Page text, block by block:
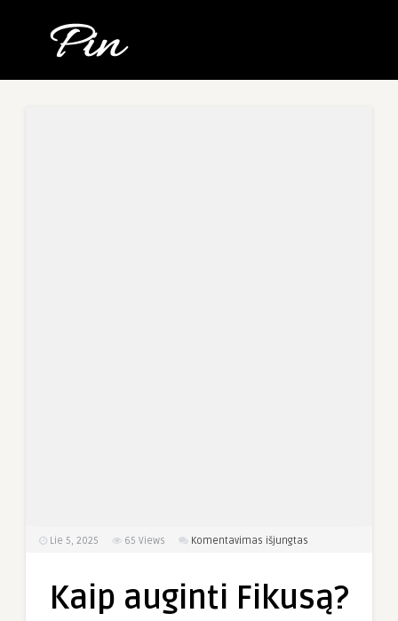
Lie 5, 2025 65 Views Komentavimas išjungtas
Fikusą?
Kaip auginti Fikusą?